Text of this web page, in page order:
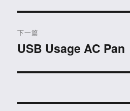
航
章：
下一篇
下
文
USB Usage AC Pan